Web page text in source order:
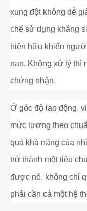
xung đột không dễ
chế sử dụng kháng
hiện hữu khiến
nan. Không xử lý thì
chứng nhận.
Ở góc độ lao động,
mức lương theo
quá khả năng của
trở thành một tiêu
được nó, không chỉ
phải cần cả một hệ